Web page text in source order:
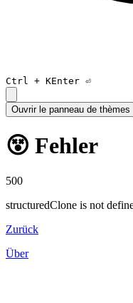
Ctrl + KEnter ⏎
Ouvrir le panneau de thèmes
😵 Fehler
500
structuredClone is not
Zurück
Über